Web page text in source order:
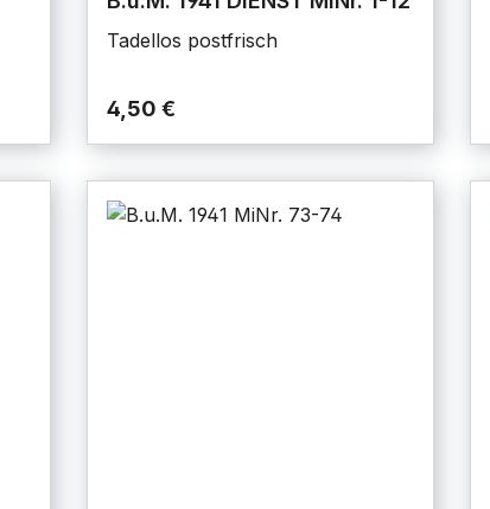
Tadellos postfrisch
4,50 €